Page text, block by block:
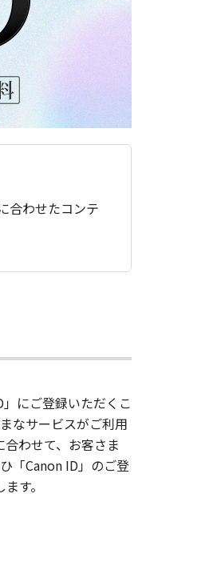
合わせたコンテ
にご登録いただくこ
なサービスがご利用
わせて、お客さま
「Canon ID」のご登
す。